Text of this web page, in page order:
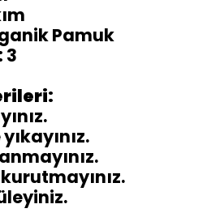
Pamuk
3